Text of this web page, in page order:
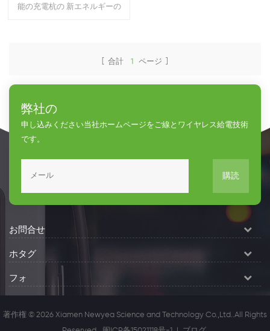
能の充電杭の 新エネルギーの
ンターネットやスマート都市
[ 合計 1 ページ ]
弊社の
申し込みください当社ホームページをご線とワイヤレス給電技術
です。
購読
お問合せ
ホタグ
フォ
著作権 © 2026 Xiamen Newyea Science and Technology Co.,Ltd..All Rights